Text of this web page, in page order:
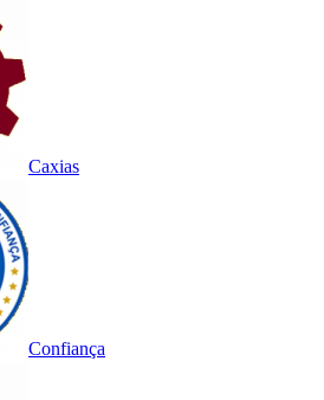
Caxias
Confiança